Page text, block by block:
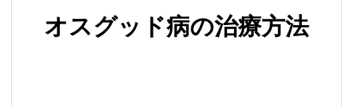
オスグッド病の治療方法